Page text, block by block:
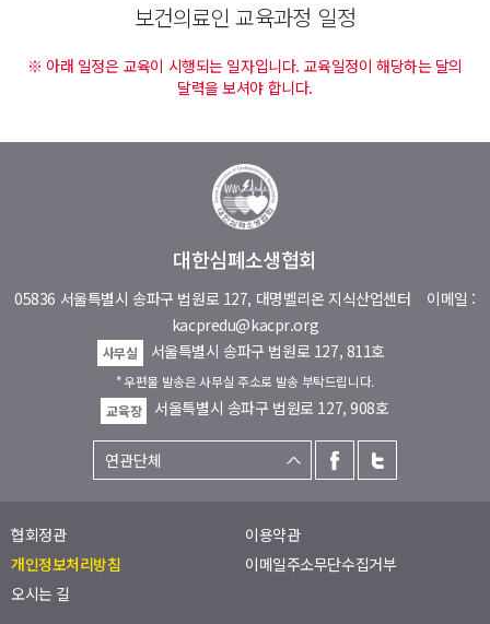
보건의료인 교육과정 일정
※ 아래 일정은 교육이 시행되는 일자입니다. 교육일정이 해당하는 달의
달력을 보셔야 합니다.
대한심폐소생협회
05836 서울특별시 송파구 법원로 127, 대명벨리온 지식산업센터 이메일 :
kacpredu@kacpr.org
사무실 서울특별시 송파구 법원로 127, 811호
* 우편물 발송은 사무실 주소로 발송 부탁드립니다.
교육장
서울특별시 송파구 법원로 127, 908호
협회정관
이용약관
개인정보처리방침
이메일주소무단수집거부
오시는 길